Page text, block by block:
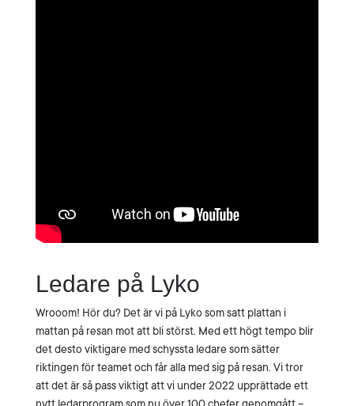
Ledare på Lyko
Wrooom! Hör du? Det är vi på Lyko som satt plattan i
mattan på resan mot att bli störst. Med ett högt tempo blir
det desto viktigare med schyssta ledare som sätter
riktingen för teamet och får alla med sig på resan. Vi tror
att det är så pass viktigt att vi under 2022 upprättade ett